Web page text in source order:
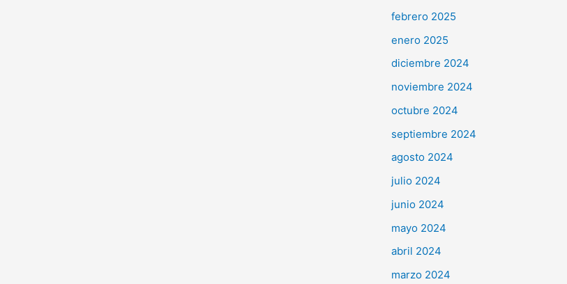
febrero 2025
enero 2025
diciembre 2024
noviembre 2024
octubre 2024
septiembre 2024
agosto 2024
julio 2024
junio 2024
mayo 2024
abril 2024
marzo 2024